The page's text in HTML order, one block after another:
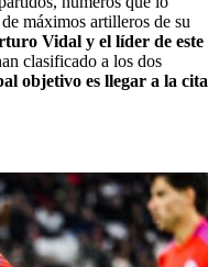
máximos artilleros de su
Vidal y el líder de este
clasificado a los dos
objetivo es llegar a la cita